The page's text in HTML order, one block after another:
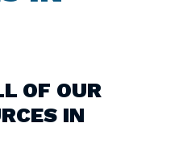
OF OUR
IN